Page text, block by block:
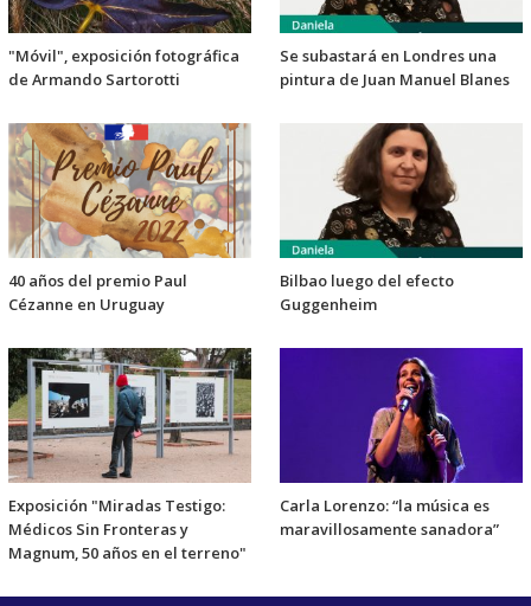
"Móvil", exposición fotográfica
de Armando Sartorotti
Se subastará en Londres una
pintura de Juan Manuel Blanes
40 años del premio Paul
Cézanne en Uruguay
Bilbao luego del efecto
Guggenheim
Exposición "Miradas Testigo:
Médicos Sin Fronteras y
Magnum, 50 años en el terreno"
Carla Lorenzo: “la música es
maravillosamente sanadora”